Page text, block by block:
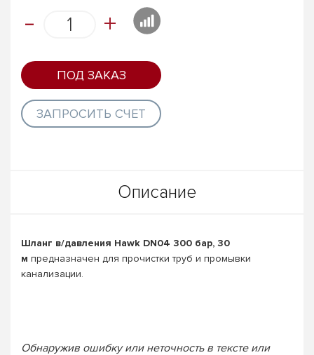
- +
ПОД ЗАКАЗ
ЗАПРОСИТЬ СЧЕТ
Описание
Шланг в/давления Hawk DN04 300 бар, 30
м предназначен для прочистки труб и промывки
канализации.
Обнаружив ошибку или неточность в тексте или